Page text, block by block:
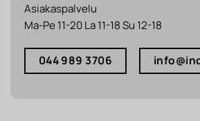
Asiakaspalvelu
Ma-Pe 11-20 La 11-18 Su 12-18
044 989 3706